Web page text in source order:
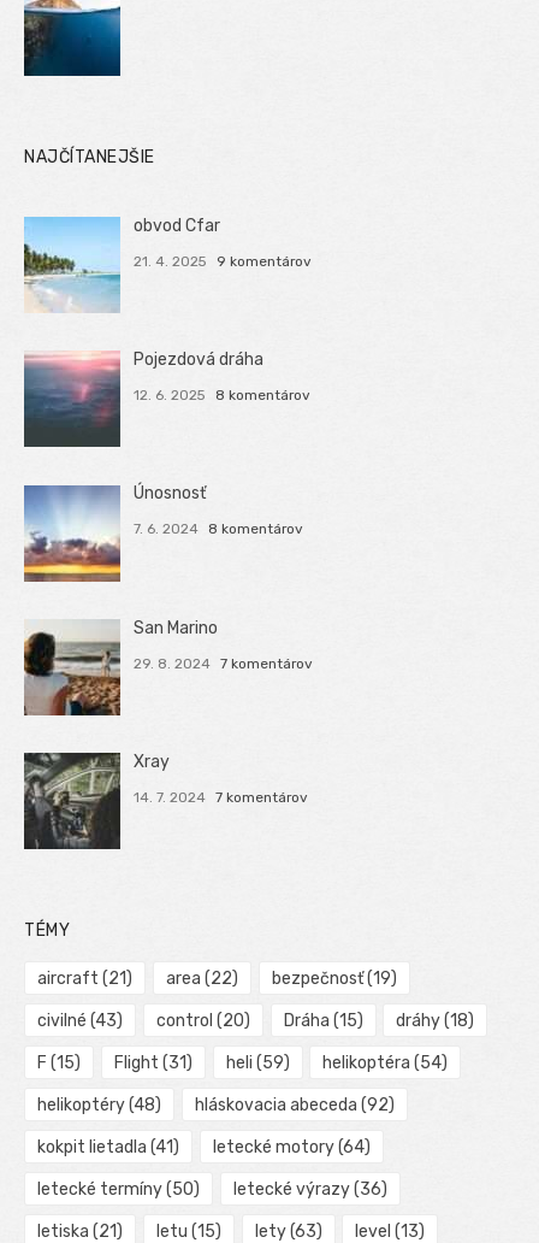
NAJČÍTANEJŠIE
obvod Cfar
21. 4. 2025 9 komentárov
Pojezdová dráha
12. 6. 2025 8 komentárov
Únosnosť
7. 6. 2024 8 komentárov
San Marino
29. 8. 2024 7 komentárov
Xray
14. 7. 2024 7 komentárov
TÉMY
aircraft (21) area (22) bezpečnosť(19)
civilné (43) control (20) Dráha (15) dráhy(18)
F (15) Flight (31) heli (59) helikoptéra (54)
helikoptéry(48) hláskovacia abeceda (92)
kokpit lietadla (41) letecké motory(64)
letecké termíny(50) letecké výrazy(36)
letiska (21) letu (15) lety(63) level (13)